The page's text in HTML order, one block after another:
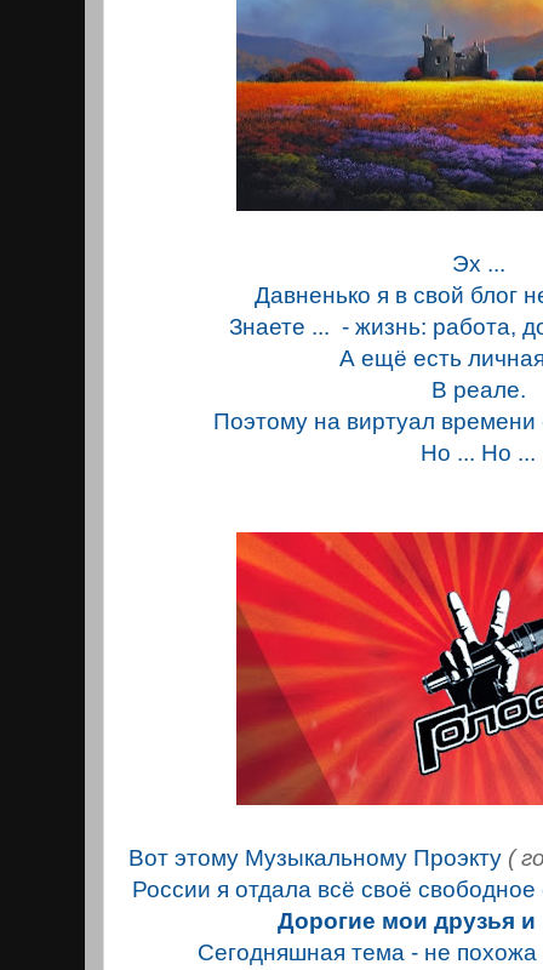
Эх ...
Давненько я в свой блог
Знаете ... - жизнь: работа,
А ещё есть
В реале.
Поэтому на виртуал
Но ... Но ...
Вот этому Музыкальному Проэкту (
России я отдала всё своё
Дорогие мои друзья и
Сегодняшная тема - не